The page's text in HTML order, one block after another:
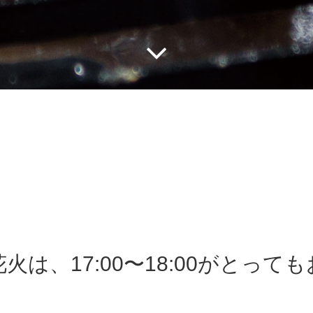
火は、17:00〜18:00がとっても